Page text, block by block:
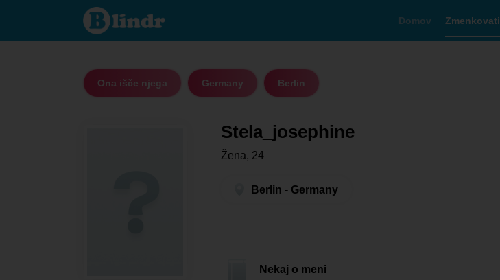
Stela_josephine
- Ona išče
njega Berlin
Domov Zmenkovati
Ona išče njega Germany Berlin
Stela_josephine
Žena, 24
Berlin - Germany
Nekaj o meni